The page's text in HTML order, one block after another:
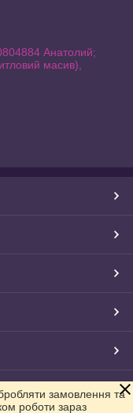
Анатолий;
масив),
замовлення та
роботи зараз